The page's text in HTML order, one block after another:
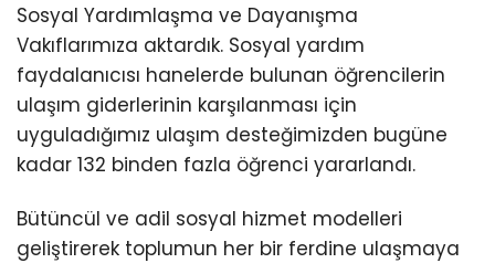
Sosyal Yardımlaşma ve Dayanışma
Vakıflarımıza aktardık. Sosyal yardım
faydalanıcısı hanelerde bulunan öğrencilerin
ulaşım giderlerinin karşılanması için
uyguladığımız ulaşım desteğimizden bugüne
kadar 132 binden fazla öğrenci yararlandı.
Bütüncül ve adil sosyal hizmet modelleri
geliştirerek toplumun her bir ferdine ulaşmaya